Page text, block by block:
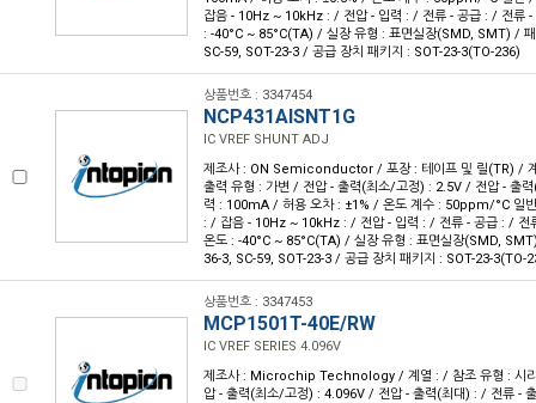
잡음 - 10Hz ~ 10kHz : / 전압 - 입력 : / 전류 - 공급 : / 전류
: -40°C ~ 85°C(TA) / 실장 유형 : 표면실장(SMD, SMT) /
SC-59, SOT-23-3 / 공급 장치 패키지 : SOT-23-3(TO-236)
상품번호 : 3347454
NCP431AISNT1G
IC VREF SHUNT ADJ
제조사 : ON Semiconductor / 포장 : 테이프 및 릴(TR) /
출력 유형 : 가변 / 전압 - 출력(최소/고정) : 2.5V / 전압 - 출
력 : 100mA / 허용 오차 : ±1% / 온도 계수 : 50ppm/°C 일
: / 잡음 - 10Hz ~ 10kHz : / 전압 - 입력 : / 전류 - 공급 : / 전
온도 : -40°C ~ 85°C(TA) / 실장 유형 : 표면실장(SMD,
36-3, SC-59, SOT-23-3 / 공급 장치 패키지 : SOT-23-3(TO-
상품번호 : 3347453
MCP1501T-40E/RW
IC VREF SERIES 4.096V
제조사 : Microchip Technology / 계열 : / 참조 유형 : 시
압 - 출력(최소/고정) : 4.096V / 전압 - 출력(최대) : / 전류 -